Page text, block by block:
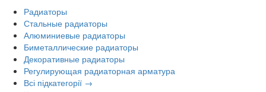
Радиаторы
Стальные радиаторы
Алюминиевые радиаторы
Биметаллические радиаторы
Декоративные радиаторы
Регулирующая радиаторная арматура
Всі підкатегорії →